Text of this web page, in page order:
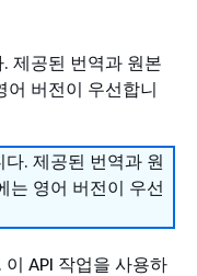
제공된 번역과 원본
어 버전이 우선합니
. 제공된 번역과 원
는 영어 버전이 우선
API 작업을 사용하